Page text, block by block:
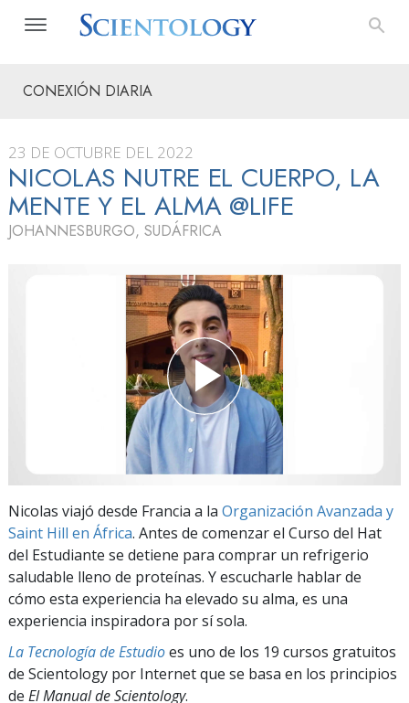
CONEXIÓN DIARIA
23 DE OCTUBRE DEL 2022
NICOLAS NUTRE EL CUERPO, LA
MENTE Y EL ALMA @LIFE
JOHANNESBURGO, SUDÁFRICA
Nicolas viajó desde Francia a la Organización Avanzada y
Saint Hill en África. Antes de comenzar el Curso del Hat
del Estudiante se detiene para comprar un refrigerio
saludable lleno de proteínas. Y escucharle hablar de
cómo esta experiencia ha elevado su alma, es una
experiencia inspiradora por sí sola.
La Tecnología de Estudioes uno de los 19 cursos gratuitos
de Scientology por Internet que se basa en los principios
de El Manual de Scientology.